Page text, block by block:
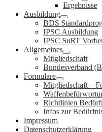
Ergebnisse
Ausbildung
BDS
IPSC Ausbildung
IPSC SuRT
Allgemeines
Mitgliedschaft
Bundesverband
Formulare
Mitgliedschaft –
Richtlinien
Infos zur
Impressum
Datenschutzerklärung